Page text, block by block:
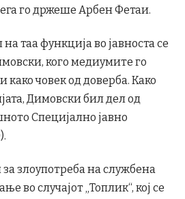
го држеше Арбен Фетаи.
таа функција во јавноста се
кого медиумите го
како човек од доверба. Како
Димовски бил дел од
Специјално јавно
за злоупотреба на службена
во случајот „Топлик“, кој се